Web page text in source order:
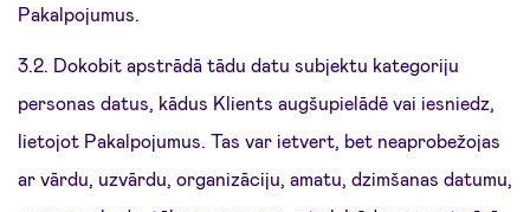
Pakalpojumus.
3.2. Dokobit apstrādā tādu datu subjektu kategoriju
personas datus, kādus Klients augšupielādē vai iesniedz,
lietojot Pakalpojumus. Tas var ietvert, bet neaprobežojas
ar vārdu, uzvārdu, organizāciju, amatu, dzimšanas datumu,